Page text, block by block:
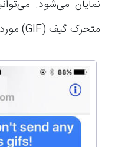
نمایان می‌شود.
متحرک گیف (GIF) مورد نظرتان را انتخاب کنید.